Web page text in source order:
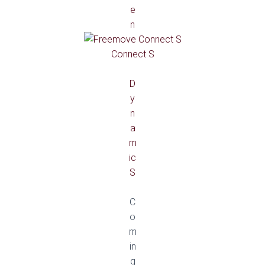
e
n
Connect S
D
y
n
a
m
ic
S
C
o
m
in
g